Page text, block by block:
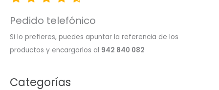
Pedido telefónico
Si lo prefieres, puedes apuntar la referencia de los
productos y encargarlos al 942 840 082
Categorías